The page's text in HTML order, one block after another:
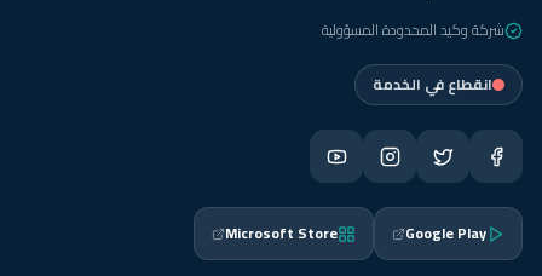
شركة وكيد المحدودة المسؤولية
انقطاع في الخدمة
Google Play
Microsoft Store